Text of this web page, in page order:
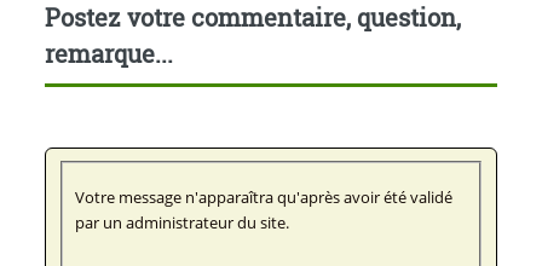
Postez votre commentaire, question,
remarque...
Votre message n'apparaîtra qu'après avoir été validé
par un administrateur du site.